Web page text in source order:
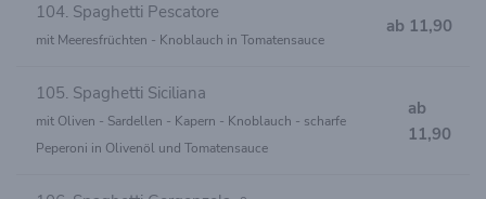
104. Spaghetti Pescatore
mit Meeresfrüchten - Knoblauch in Tomatensauce
ab 11,90
105. Spaghetti Siciliana
mit Oliven - Sardellen - Kapern - Knoblauch - scharfe
Peperoni in Olivenöl und Tomatensauce
ab
11,90